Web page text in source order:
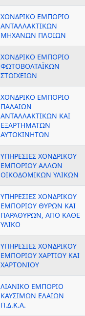
ΧΟΝΔΡΙΚΟ ΕΜΠΟΡΙΟ
ΑΝΤΑΛΛΑΚΤΙΚΩΝ
ΜΗΧΑΝΩΝ ΠΛΟΙΩΝ
ΧΟΝΔΡΙΚΟ ΕΜΠΟΡΙΟ
ΦΩΤΟΒΟΛΤΑΪΚΩΝ
ΣΤΟΙΧΕΙΩΝ
ΧΟΝΔΡΙΚΟ ΕΜΠΟΡΙΟ
ΠΑΛΑΙΩΝ
ΑΝΤΑΛΛΑΚΤΙΚΩΝ ΚΑΙ
ΕΞΑΡΤΗΜΑΤΩΝ
ΑΥΤΟΚΙΝΗΤΩΝ
ΥΠΗΡΕΣΙΕΣ ΧΟΝΔΡΙΚΟΥ
ΕΜΠΟΡΙΟΥ ΑΛΛΩΝ
ΟΙΚΟΔΟΜΙΚΩΝ ΥΛΙΚΩΝ
ΥΠΗΡΕΣΙΕΣ ΧΟΝΔΡΙΚΟΥ
ΕΜΠΟΡΙΟΥ ΘΥΡΩΝ ΚΑΙ
ΠΑΡΑΘΥΡΩΝ, ΑΠΟ ΚΑΘΕ
ΥΛΙΚΟ
ΥΠΗΡΕΣΙΕΣ ΧΟΝΔΡΙΚΟΥ
ΕΜΠΟΡΙΟΥ ΧΑΡΤΙΟΥ ΚΑΙ
ΧΑΡΤΟΝΙΟΥ
ΛΙΑΝΙΚΟ ΕΜΠΟΡΙΟ
ΚΑΥΣΙΜΩΝ ΕΛΑΙΩΝ
Π.Δ.Κ.Α.